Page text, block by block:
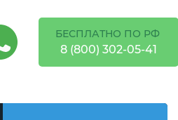
БЕСПЛАТНО ПО РФ
8 (800) 302-05-41